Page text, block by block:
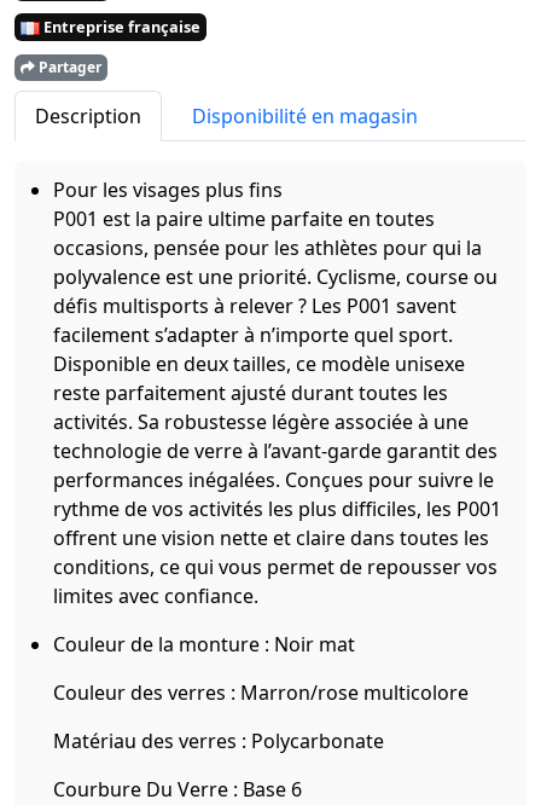
Entreprise française
Partager
Description Disponibilité en magasin
Pour les visages plus fins
P001 est la paire ultime parfaite en toutes
occasions, pensée pour les athlètes pour qui la
polyvalence est une priorité. Cyclisme, course ou
défis multisports à relever ? Les P001 savent
facilement s’adapter à n’importe quel sport.
Disponible en deux tailles, ce modèle unisexe
reste parfaitement ajusté durant toutes les
activités. Sa robustesse légère associée à une
technologie de verre à l’avant-garde garantit des
performances inégalées. Conçues pour suivre le
rythme de vos activités les plus difficiles, les P001
offrent une vision nette et claire dans toutes les
conditions, ce qui vous permet de repousser vos
limites avec confiance.
Couleur de la monture : Noir mat
Couleur des verres : Marron/rose multicolore
Matériau des verres : Polycarbonate
Courbure Du Verre : Base 6